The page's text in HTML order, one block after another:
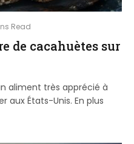
Read
de cacahuètes sur
aliment très apprécié à
aux États-Unis. En plus